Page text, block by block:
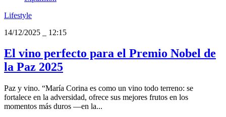
Lifestyle
14/12/2025
12:15
El vino perfecto para el Premio Nobel de
la Paz 2025
Paz y vino. “María Corina es como un vino todo terreno: se
fortalece en la adversidad, ofrece sus mejores frutos en los
momentos más duros —en la...